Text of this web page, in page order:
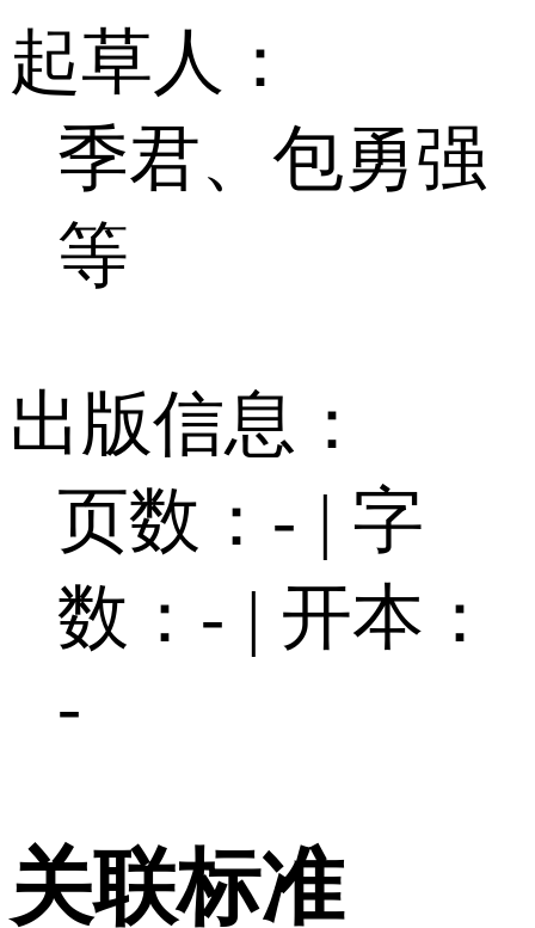
起草人：
季君、包勇强
等
出版信息：
页数：- | 字
数：- | 开本：
-
关联标准